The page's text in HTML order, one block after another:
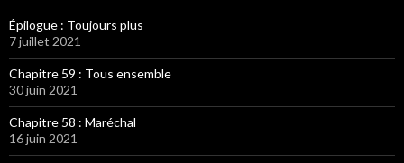
Épilogue : Toujours plus
7 juillet 2021
Chapitre 59 : Tous ensemble
30 juin 2021
Chapitre 58 : Maréchal
16 juin 2021